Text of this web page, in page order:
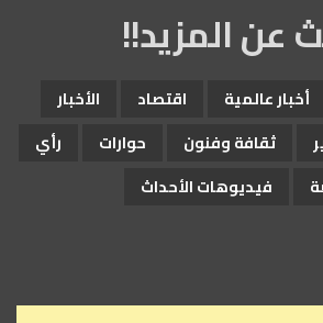
عن المزيد!!
أخبار عالمية اقتصاد
الأخبار
ثقافة وفنون حوارات
رأي
فيديوهات الأحداث